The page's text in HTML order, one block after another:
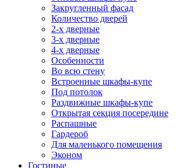
Закругленный фасад
Количество дверей
2-х дверные
3-х дверные
4-х дверные
Особенности
Во всю стену
Встроенные шкафы-купе
Под потолок
Раздвижные шкафы-купе
Открытая секция посередине
Распашные
Гардероб
Для маленького помещения
Эконом
Гостиные